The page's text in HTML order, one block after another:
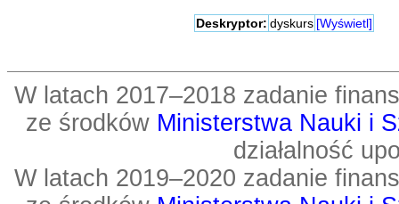
Deskryptor: dyskurs [Wyświetl]
W latach 2017–2018 zadanie
ze środków Ministerstwa Nauki i
działalność
W latach 2019–2020 zadanie